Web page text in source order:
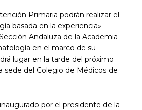
Primaria podrán realizar el
basada en la experiencia»
Andaluza de la Academia
en el marco de su
lugar en la tarde del próximo
sede del Colegio de Médicos de
por el presidente de la